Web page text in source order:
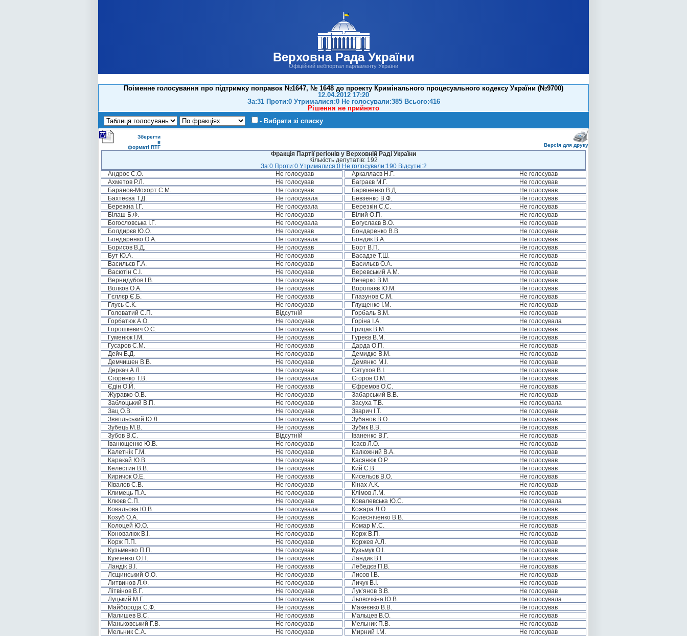
Верховна Рада України
Офіційний вебпортал парламенту України
Поіменне голосування про підтримку поправок №1647, № 1648 до проекту Кримінального процесуального кодексу України (№9700)
12.04.2012 17:20
За:31 Проти:0 Утрималися:0 Не голосували:385 Всього:416
Рішення не прийнято
- Вибрати зі списку
Зберегти
в
форматі RTF
Версія для друку
Фракція Партії регіонів у Верховній Раді України
Кількість депутатів: 192
За:0 Проти:0 Утрималися:0 Не голосували:190 Відсутні:2
Андрос С.О.
Не голосував Аркаллаєв Н.Г.
Не голосував
Ахметов Р.Л.
Не голосував Баграєв М.Г.
Не голосував
Баранов-Мохорт С.М.
Не голосував Барвіненко В.Д.
Не голосував
Бахтеєва Т.Д.
Не голосувала Бевзенко В.Ф.
Не голосував
Бережна І.Г.
Не голосувала Березкін С.С.
Не голосував
Білаш Б.Ф.
Не голосував Білий О.П.
Не голосував
Богословська І.Г.
Не голосувала Богуслаєв В.О.
Не голосував
Болдирєв Ю.О.
Не голосував Бондаренко В.В.
Не голосував
Бондаренко О.А.
Не голосувала Бондик В.А.
Не голосував
Борисов В.Д.
Не голосував Борт В.П.
Не голосував
Бут Ю.А.
Не голосував Васадзе Т.Ш.
Не голосував
Васильєв Г.А.
Не голосував Васильєв О.А.
Не голосував
Васютін С.І.
Не голосував Веревський А.М.
Не голосував
Вернидубов І.В.
Не голосував Вечерко В.М.
Не голосував
Волков О.А.
Не голосував Воропаєв Ю.М.
Не голосував
Гєллєр Є.Б.
Не голосував Глазунов С.М.
Не голосував
Глусь С.К.
Не голосував Глущенко І.М.
Не голосував
Головатий С.П.
Відсутній Горбаль В.М.
Не голосував
Горбатюк А.О.
Не голосував Горіна І.А.
Не голосувала
Горошкевич О.С.
Не голосував Грицак В.М.
Не голосував
Гуменюк І.М.
Не голосував Гуреєв В.М.
Не голосував
Гусаров С.М.
Не голосував Дарда О.П.
Не голосував
Дейч Б.Д.
Не голосував Демидко В.М.
Не голосував
Демчишен В.В.
Не голосував Демянко М.І.
Не голосував
Деркач А.Л.
Не голосував Євтухов В.І.
Не голосував
Єгоренко Т.В.
Не голосувала Єгоров О.М.
Не голосував
Єдін О.Й.
Не голосував Єфремов О.С.
Не голосував
Журавко О.В.
Не голосував Забарський В.В.
Не голосував
Заблоцький В.П.
Не голосував Засуха Т.В.
Не голосувала
Зац О.В.
Не голосував Зварич І.Т.
Не голосував
Звягільський Ю.Л.
Не голосував Зубанов В.О.
Не голосував
Зубець М.В.
Не голосував Зубик В.В.
Не голосував
Зубов В.С.
Відсутній Іваненко В.Г.
Не голосував
Іванющенко Ю.В.
Не голосував Ісаєв Л.О.
Не голосував
Калетнік Г.М.
Не голосував Калюжний В.А.
Не голосував
Каракай Ю.В.
Не голосував Касянюк О.Р.
Не голосував
Келестин В.В.
Не голосував Кий С.В.
Не голосував
Киричок О.Е.
Не голосував Кисельов В.О.
Не голосував
Ківалов С.В.
Не голосував Кінах А.К.
Не голосував
Климець П.А.
Не голосував Клімов Л.М.
Не голосував
Клюєв С.П.
Не голосував Ковалевська Ю.С.
Не голосувала
Ковальова Ю.В.
Не голосувала Кожара Л.О.
Не голосував
Козуб О.А.
Не голосував Колесніченко В.В.
Не голосував
Колоцей Ю.О.
Не голосував Комар М.С.
Не голосував
Коновалюк В.І.
Не голосував Корж В.П.
Не голосував
Корж П.П.
Не голосував Коржев А.Л.
Не голосував
Кузьменко П.П.
Не голосував Кузьмук О.І.
Не голосував
Кунченко О.П.
Не голосував Ландик В.І.
Не голосував
Ландік В.І.
Не голосував Лебедєв П.В.
Не голосував
Лєщинський О.О.
Не голосував Лисов І.В.
Не голосував
Литвинов Л.Ф.
Не голосував Личук В.І.
Не голосував
Літвінов В.Г.
Не голосував Лук’янов В.В.
Не голосував
Луцький М.Г.
Не голосував Льовочкіна Ю.В.
Не голосувала
Майборода С.Ф.
Не голосував Макеєнко В.В.
Не голосував
Малишев В.С.
Не голосував Мальцев В.О.
Не голосував
Маньковський Г.В.
Не голосував Мельник П.В.
Не голосував
Мельник С.А.
Не голосував Мирний І.М.
Не голосував